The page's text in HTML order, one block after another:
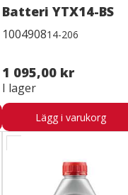
Batteri YTX14-BS
100490814-206
1 095,00 kr
I lager
Lägg i varukorg